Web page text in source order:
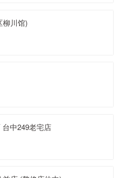
柳川馆)
中249老宅店